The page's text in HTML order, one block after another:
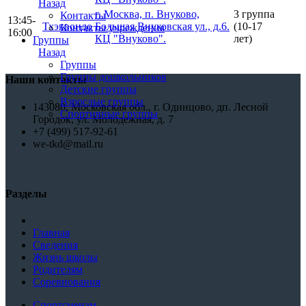
Назад
Контакты
Контакты учреждения
Группы
Назад
Группы
Группы дошкольников
Детские группы
Взрослые группы
Спортивные группы
13:45-
16:00
Тхэквондо
г. Москва, п. Внуково,
Большая Внуковская ул., д.6.
КЦ "Внуково".
3 группа
(10-17
лет)
Наши контакты
143080, Московская обл., г. Одинцово, дп. Лесной
Городок, ул. Молодежная, д. 7
+7 (499) 517-92-61
we-tkd@mail.ru
Разделы
Главная
Сведения
Жизнь школы
Родителям
Соревнования